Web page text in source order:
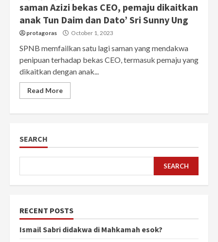
saman Azizi bekas CEO, pemaju dikaitkan
anak Tun Daim dan Dato’ Sri Sunny Ung
protagoras October 1, 2023
SPNB memfailkan satu lagi saman yang mendakwa
penipuan terhadap bekas CEO, termasuk pemaju yang
dikaitkan dengan anak...
Read More
SEARCH
SEARCH
RECENT POSTS
Ismail Sabri didakwa di Mahkamah esok?